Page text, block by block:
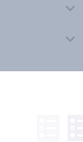
vorbehalten.